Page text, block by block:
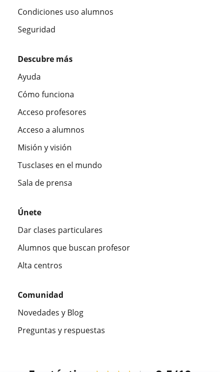
Condiciones uso alumnos
Seguridad
Descubre más
Ayuda
Cómo funciona
Acceso profesores
Acceso a alumnos
Misión y visión
Tusclases en el mundo
Sala de prensa
Únete
Dar clases particulares
Alumnos que buscan profesor
Alta centros
Comunidad
Novedades y Blog
Preguntas y respuestas